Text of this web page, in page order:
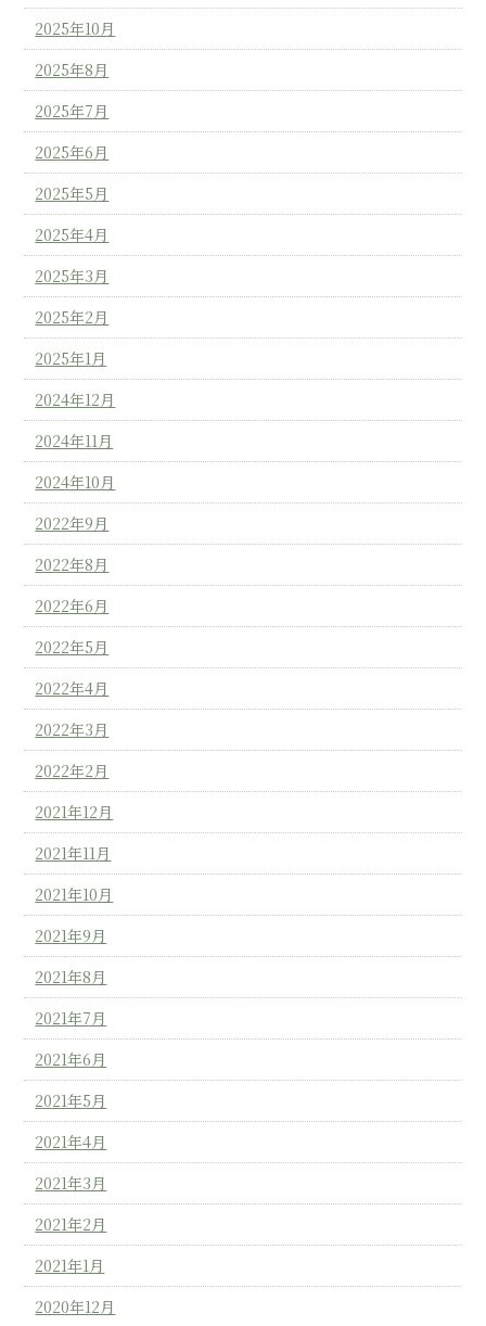
2025年10月
2025年8月
2025年7月
2025年6月
2025年5月
2025年4月
2025年3月
2025年2月
2025年1月
2024年12月
2024年11月
2024年10月
2022年9月
2022年8月
2022年6月
2022年5月
2022年4月
2022年3月
2022年2月
2021年12月
2021年11月
2021年10月
2021年9月
2021年8月
2021年7月
2021年6月
2021年5月
2021年4月
2021年3月
2021年2月
2021年1月
2020年12月